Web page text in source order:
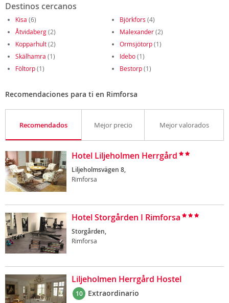
Destinos cercanos
Kisa (6) Björkfors (4)
Åtvidaberg(2) Malexander(2)
Kopparhult(2) Ormsjötorp(1)
Skälhamra (1) Idebo(1)
Föltorp(1) Bestorp(1)
Recomendaciones para ti en Rimforsa
Recomendados Mejor precio Mejor valorados
Hotel Liljeholmen Herrgård
Liljeholmsvägen 8,
Rimforsa
Hotel Storgården I Rimforsa
Storgården,
Rimforsa
Liljeholmen Herrgård Hostel
10 Extraordinario